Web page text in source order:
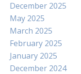
December 2025
May 2025
March 2025
February 2025
January 2025
December 2024